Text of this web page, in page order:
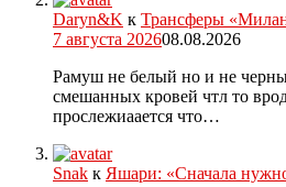
Daryn&K к Трансферы
7 августа 202608.08.2026
Рамуш не белый но и не
смешанных кровей чтл то
прослежиаается что…
Snak к Яшари: «Сначала